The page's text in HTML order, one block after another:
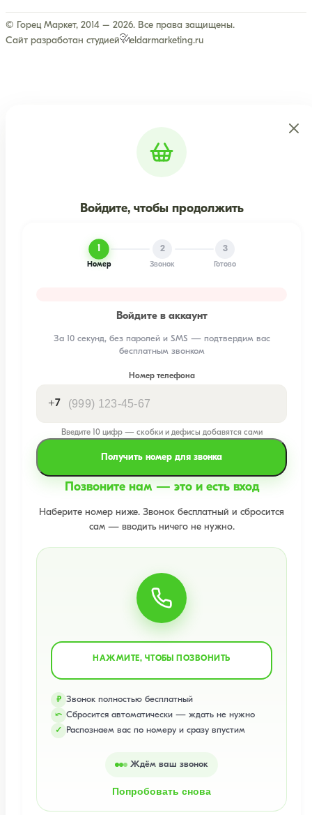
© Горец Маркет, 2014 – 2026. Все права защищены.
Сайт разработан студией
eldarmarketing.ru
Войдите, чтобы продолжить
1
Номер
2
Звонок
3
Готово
Войдите в аккаунт
За 10 секунд, без паролей и SMS — подтвердим вас
бесплатным звонком
Номер телефона
+7
Введите 10 цифр — скобки и дефисы добавятся сами
Получить номер для звонка
Позвоните нам — это и есть вход
Наберите номер ниже. Звонок бесплатный и сбросится
сам — вводить ничего не нужно.
НАЖМИТЕ, ЧТОБЫ ПОЗВОНИТЬ
₽ Звонок полностью бесплатный
⤺ Сбросится автоматически — ждать не нужно
✓ Распознаем вас по номеру и сразу впустим
Ждём ваш звонок
Попробовать снова